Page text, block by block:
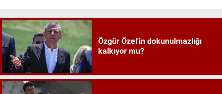
Özgür Özel'in dokunulmazlığı
kalkıyor mu?